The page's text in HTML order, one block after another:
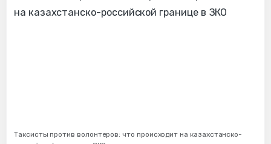
Таксисты против волонтеров: что происходит на казахстанско-